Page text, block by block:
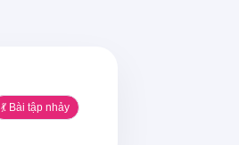
💃 Bài tập nhảy